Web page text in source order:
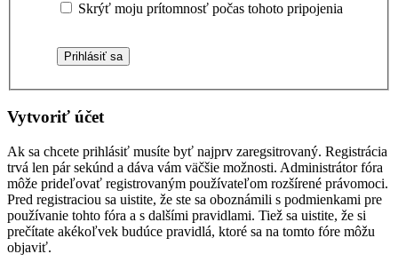
Skrýť moju prítomnosť počas tohoto pripojenia
Vytvoriť účet
Ak sa chcete prihlásiť musíte byť najprv zaregsitrovaný. Registrácia
trvá len pár sekúnd a dáva vám väčšie možnosti. Administrátor fóra
môže prideľovať registrovaným používateľom rozšírené právomoci.
Pred registraciou sa uistite, že ste sa oboznámili s podmienkami pre
používanie tohto fóra a s dalšími pravidlami. Tiež sa uistite, že si
prečítate akékoľvek budúce pravidlá, ktoré sa na tomto fóre môžu
objaviť.